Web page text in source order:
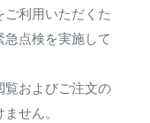
利用いただくた
点検を実施して
覧およびご注文の
せん。